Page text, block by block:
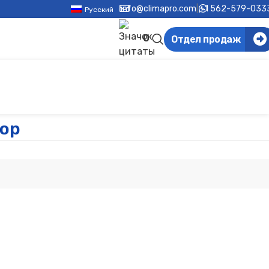
Русский info@climapro.com +1 562-579-
0 Отдел продаж